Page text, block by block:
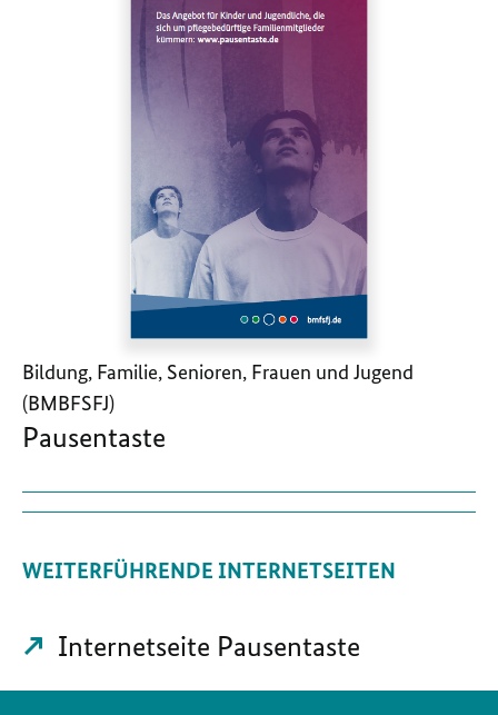
Bildung, Familie, Senioren, Frauen und Jugend
(BMBFSFJ)
Pausentaste
WEITERFÜHRENDE INTERNETSEITEN
Internetseite Pausentaste